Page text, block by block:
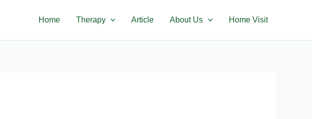
Home Therapy Article About Us Home Visit